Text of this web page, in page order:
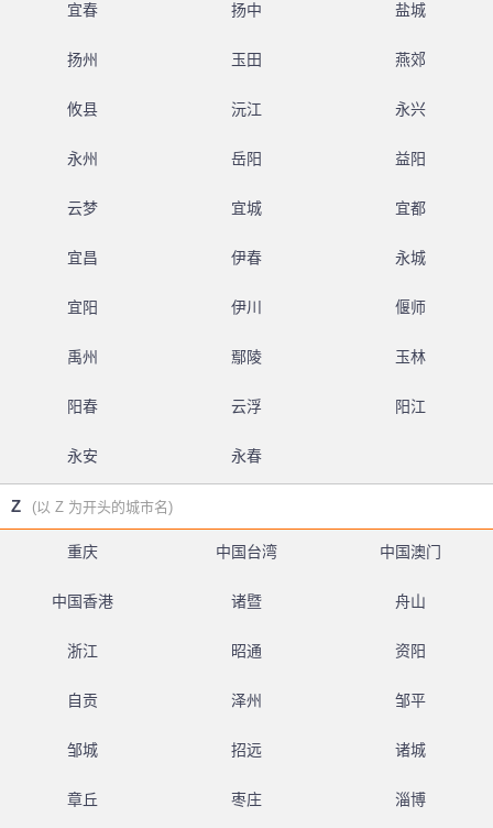
宜春 扬中 盐城
扬州 玉田 燕郊
攸县 沅江 永兴
永州 岳阳 益阳
云梦 宜城 宜都
宜昌 伊春 永城
宜阳 伊川 偃师
禹州 鄢陵 玉林
阳春 云浮 阳江
永安 永春
Z (以 Z 为开头的城市名)
重庆 中国台湾 中国澳门
中国香港 诸暨 舟山
浙江 昭通 资阳
自贡 泽州 邹平
邹城 招远 诸城
章丘 枣庄 淄博